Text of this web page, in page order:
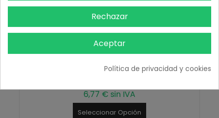
Aceite Esencial Arbol de Té
6,77 € sin IVA
Seleccionar Opción
Rechazar
Aceptar
Política de privacidad y cookies